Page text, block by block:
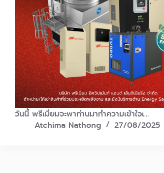
วันนี้ พรีเมี่ยมจะพาท่านมาทำความเข้าใจเ…
Atchima Nathong
27/08/2025